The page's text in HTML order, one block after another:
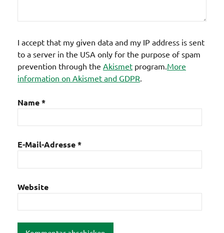
I accept that my given data and my IP address is sent
to a server in the USA only for the purpose of spam
prevention through the Akismet program. More
information on Akismet and GDPR
Name*
E-Mail-Adresse*
Website